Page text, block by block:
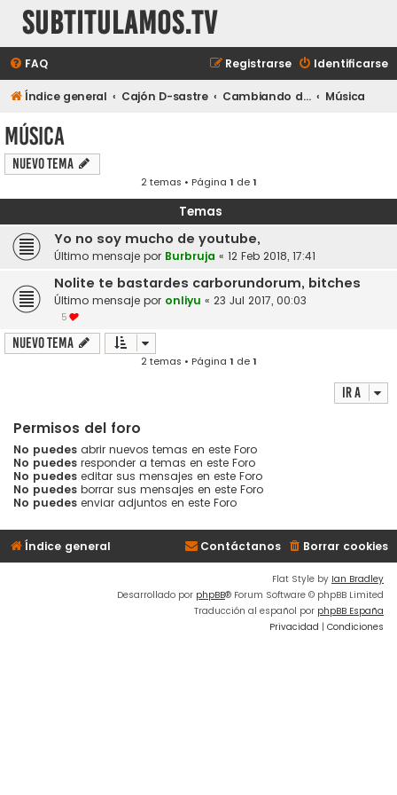
subtitulamos.tv
FAQ Identificarse
Registrarse
Índice general Cajón D-sastre Cambiando de tema... Música
Música
Nuevo Tema
2 temas • Página 1 de1
Temas
Yo no soy mucho de youtube,
Último mensaje por Burbruja « 12 Feb 2018, 17:41
Nolite te bastardes carborundorum, bitches
Último mensaje por onliyu « 23 Jul 2017, 00:03
5
Nuevo Tema
2 temas • Página 1 de1
Ir a
Permisos del foro
No puedes abrir nuevos temas en este Foro
No puedes responder a temas en este Foro
No puedes editar sus mensajes en este Foro
No puedes borrar sus mensajes en este Foro
No puedes enviar adjuntos en este Foro
Índice general Borrar cookies
Contáctanos
Flat Style by Ian Bradley
Desarrollado por phpBB® Forum Software © phpBB Limited
Traducción al español por phpBB España
Privacidad | Condiciones